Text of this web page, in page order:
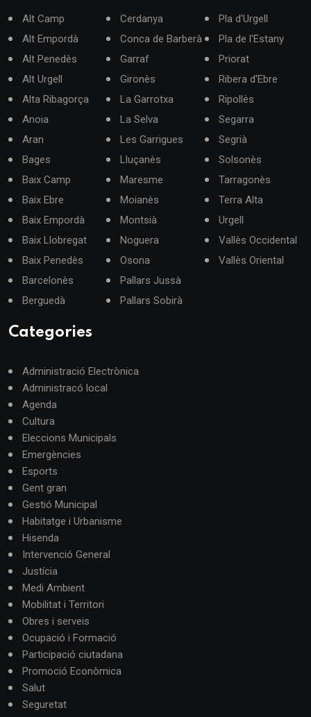
Alt Camp
Alt Empordà
Alt Penedès
Alt Urgell
Alta Ribagorça
Anoia
Aran
Bages
Baix Camp
Baix Ebre
Baix Empordà
Baix Llobregat
Baix Penedès
Barcelonès
Berguedà
Cerdanya
Conca de Barberà
Garraf
Gironès
La Garrotxa
La Selva
Les Garrigues
Lluçanès
Maresme
Moianès
Montsià
Noguera
Osona
Pallars Jussà
Pallars Sobirà
Pla d'Urgell
Pla de l'Estany
Priorat
Ribera d'Ebre
Ripollès
Segarra
Segrià
Solsonès
Tarragonès
Terra Alta
Urgell
Vallès Occidental
Vallès Oriental
Categories
Administració Electrònica
Administracó local
Agenda
Cultura
Eleccions Municipals
Emergències
Esports
Gent gran
Gestió Municipal
Habitatge i Urbanisme
Hisenda
Intervenció General
Justícia
Medi Ambient
Mobilitat i Territori
Obres i serveis
Ocupació i Formació
Participació ciutadana
Promoció Econòmica
Salut
Seguretat